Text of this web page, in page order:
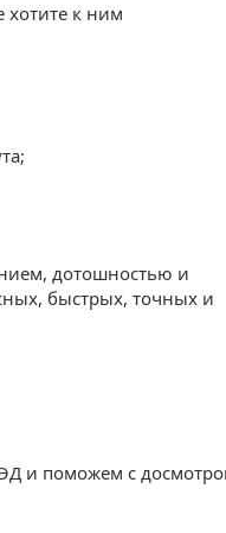
к ним
дотошностью и
быстрых, точных и
и поможем с